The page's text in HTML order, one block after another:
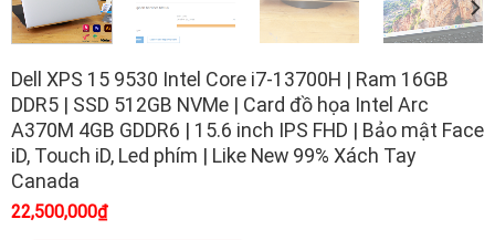
Dell XPS 15 9530 Intel Core i7-13700H | Ram 16GB
DDR5 | SSD 512GB NVMe | Card đồ họa Intel Arc
A370M 4GB GDDR6 | 15.6 inch IPS FHD | Bảo mật Face
iD, Touch iD, Led phím | Like New 99% Xách Tay
Canada
22,500,000₫